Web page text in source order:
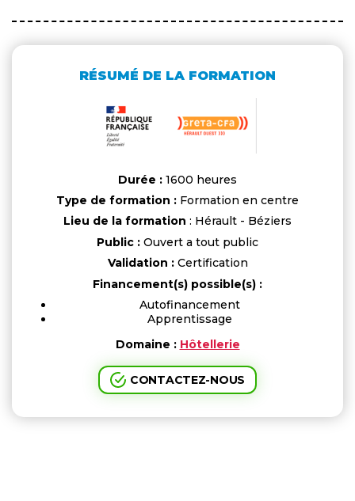
RÉSUMÉ DE LA FORMATION
Durée : 1600 heures
Type de formation : Formation en centre
Lieu de la formation : Hérault - Béziers
Public : Ouvert a tout public
Validation :Certification
Financement(s) possible(s) :
Autofinancement
Apprentissage
Domaine : Hôtellerie
CONTACTEZ-NOUS